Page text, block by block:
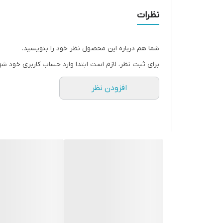
نظرات
شما هم درباره این محصول نظر خود را بنویسید.
برای ثبت نظر، لازم است ابتدا وارد حساب کاربری خود
افزودن نظر